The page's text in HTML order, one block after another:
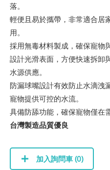
落。
輕便且易於攜帶，非常適合居
用。
採用無毒材料製成，確保寵物
設計光滑表面，方便快速拆卸
水源供應。
防漏球嘴設計有效防止水滴洩
寵物提供可控的水流。
具備防舔功能，確保寵物僅在
台灣製造品質優良
加入詢問車 (0)